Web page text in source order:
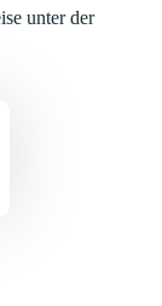
unter der